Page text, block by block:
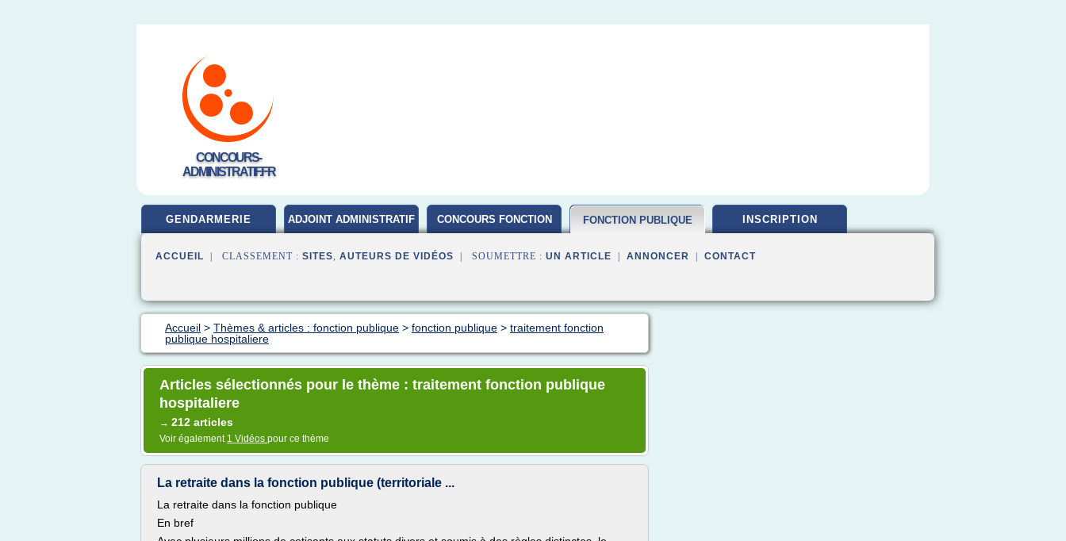
CONCOURS-
ADMINISTRATIF.FR
GENDARMERIE ADJOINT ADMINISTRATIF CONCOURS FONCTION
PUBLIQUE D ETAT 2016
FONCTION PUBLIQUE INSCRIPTION
ACCUEIL | CLASSEMENT : SITES, AUTEURS DE VIDÉOS | SOUMETTRE : UN ARTICLE ANNONCER CONTACT
Accueil > Thèmes & articles : fonction publique > fonction publique > traitement fonction
publique hospitaliere
Articles sélectionnés pour le thème : traitement fonction publique
hospitaliere
→ 212 articles
Voir également 1 Vidéos pour ce thème
La retraite dans la fonction publique (territoriale ...
La retraite dans la fonction publique
En bref